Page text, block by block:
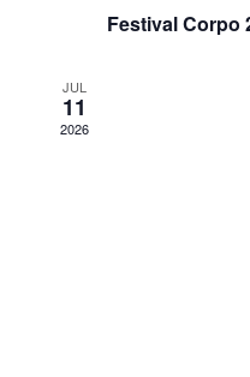
Festival Corpo
JUL
11
2026